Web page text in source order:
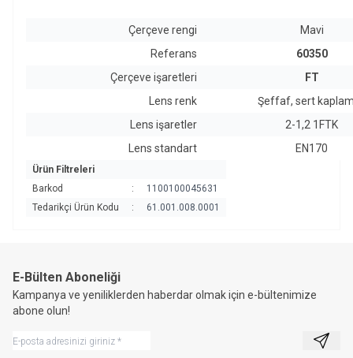
Çerçeve rengi
Mavi
Referans
60350
Çerçeve işaretleri
FT
Lens renk
Şeffaf, sert
Lens işaretler
2-1,2 1FTK
Lens standart
EN170
Ürün Filtreleri
Barkod
:
1100100045631
Tedarikçi Ürün Kodu
: 61.001.008.0001
E-Bülten Aboneliği
Kampanya ve yeniliklerden haberdar olmak için e-bültenimize
abone olun!
Kayıt